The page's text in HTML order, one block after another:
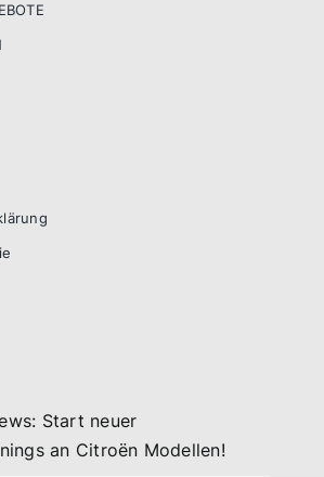
Start neuer
an Citroën Modellen!